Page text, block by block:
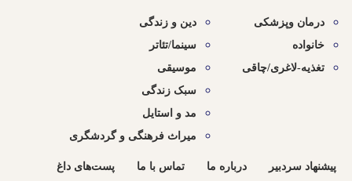
درمان وپزشکی
خانواده
تغذیه-لاغری/چاقی
دین و زندگی
سینما/تئاتر
موسیقی
سبک زندگی
مد و استایل
میراث فرهنگی و گردشگری
پیشنهاد سردبیر درباره ما تماس با ما پست‌های داغ